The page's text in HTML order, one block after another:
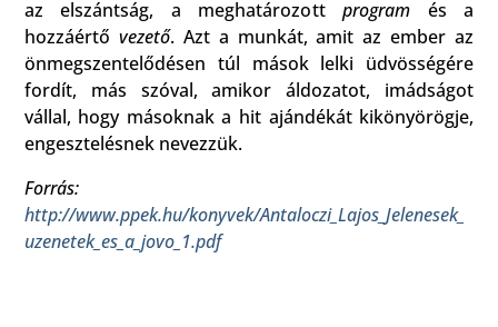
az elszántság, a meghatározottprogram és a
hozzáértő vezető. Azt a munkát, amit az ember az
önmegszentelődésen túl mások lelki üdvösségére
fordít, más szóval, amikor áldozatot, imádságot
vállal, hogy másoknak a hit ajándékát kikönyörögje,
engesztelésnek nevezzük.
Forrás:
http://www.ppek.hu/konyvek/Antaloczi_Lajos_Jelenesek_
uzenetek_es_a_jovo_1.pdf